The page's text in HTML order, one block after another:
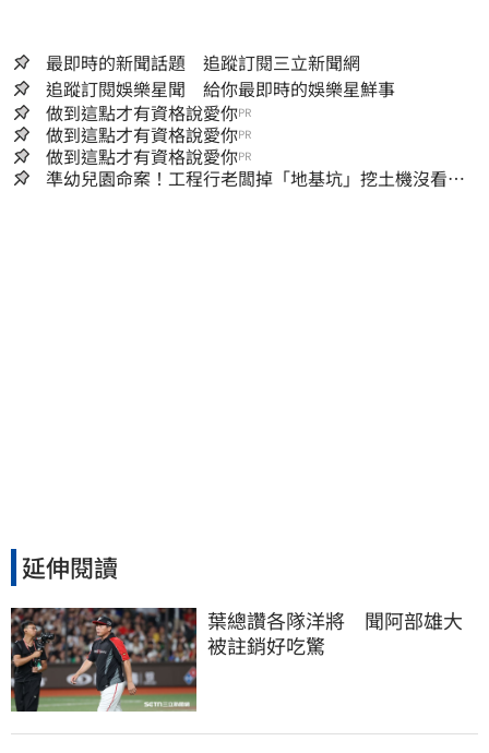
最即時的新聞話題 追蹤訂閱三立新聞網
追蹤訂閱娛樂星聞 給你最即時的娛樂星鮮事
做到這點才有資格說愛你PR
做到這點才有資格說愛你PR
做到這點才有資格說愛你PR
準幼兒園命案！工程行老闆掉「地基坑」挖土機沒看
延伸閱讀
葉總讚各隊洋將　聞阿部雄大
被註銷好吃驚